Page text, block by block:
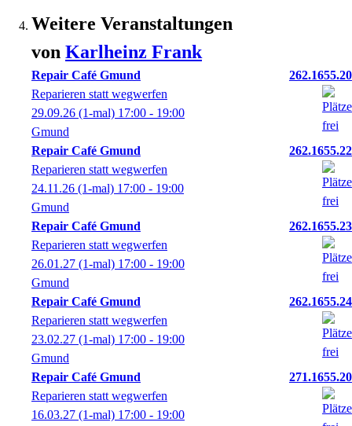
Weitere Veranstaltungen
von Karlheinz Frank
Repair Café Gmund
262.1655.20
Reparieren statt wegwerfen
29.09.26 (1-mal) 17:00 - 19:00
Gmund
Repair Café Gmund
262.1655.22
Reparieren statt wegwerfen
24.11.26 (1-mal) 17:00 - 19:00
Gmund
Repair Café Gmund
262.1655.23
Reparieren statt wegwerfen
26.01.27 (1-mal) 17:00 - 19:00
Gmund
Repair Café Gmund
262.1655.24
Reparieren statt wegwerfen
23.02.27 (1-mal) 17:00 - 19:00
Gmund
Repair Café Gmund
271.1655.20
Reparieren statt wegwerfen
16.03.27 (1-mal) 17:00 - 19:00